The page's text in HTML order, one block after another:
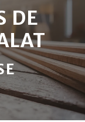
DE